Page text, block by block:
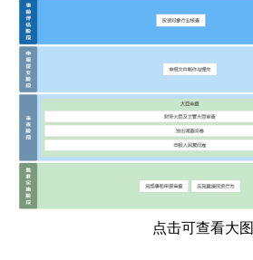
点击可查看大图